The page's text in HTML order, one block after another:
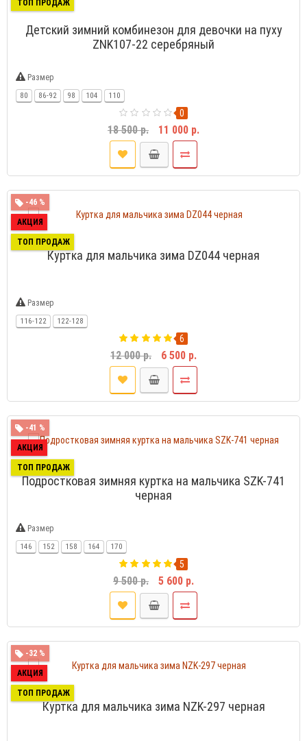
ТОП ПРОДАЖ
Детский зимний комбинезон для девочки на пуху
ZNK107-22 серебряный
Размер
80 86-92 98 104 110
0
18 500 р. 11 000 р.
-46 %
АКЦИЯ
ТОП ПРОДАЖ
Куртка для мальчика зима DZ044 черная
Размер
116-122 122-128
6
12 000 р. 6 500 р.
-41 %
АКЦИЯ
ТОП ПРОДАЖ
Подростковая зимняя куртка на мальчика SZK-741
черная
Размер
146 152 158 164 170
5
9 500 р. 5 600 р.
-32 %
АКЦИЯ
ТОП ПРОДАЖ
Куртка для мальчика зима NZK-297 черная